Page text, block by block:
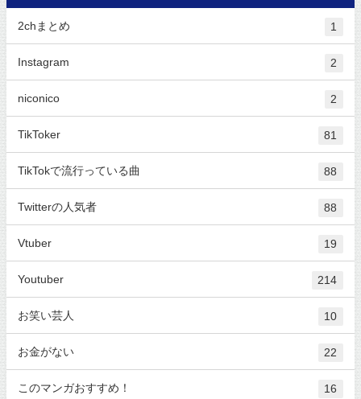
2chまとめ 1
Instagram 2
niconico 2
TikToker 81
TikTokで流行っている曲 88
Twitterの人気者 88
Vtuber 19
Youtuber 214
お笑い芸人 10
お金がない 22
このマンガおすすめ！ 16